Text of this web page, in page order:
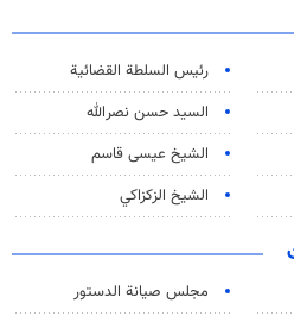
رئیس السلطة القضائیة
السيد حسن نصرالله
الشيخ عيسى قاسم
الشيخ الزكزاكي
مجلس صيانة الدستور